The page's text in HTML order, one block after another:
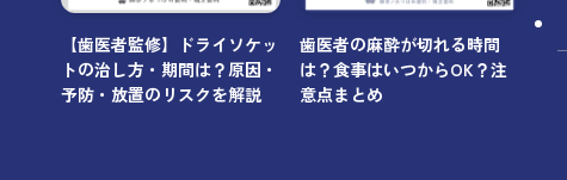
【歯医者監修】ドライソケッ
トの治し方・期間は？原因・
予防・放置のリスクを解説
歯医者の麻酔が切れる時間
は？食事はいつからOK？注
意点まとめ